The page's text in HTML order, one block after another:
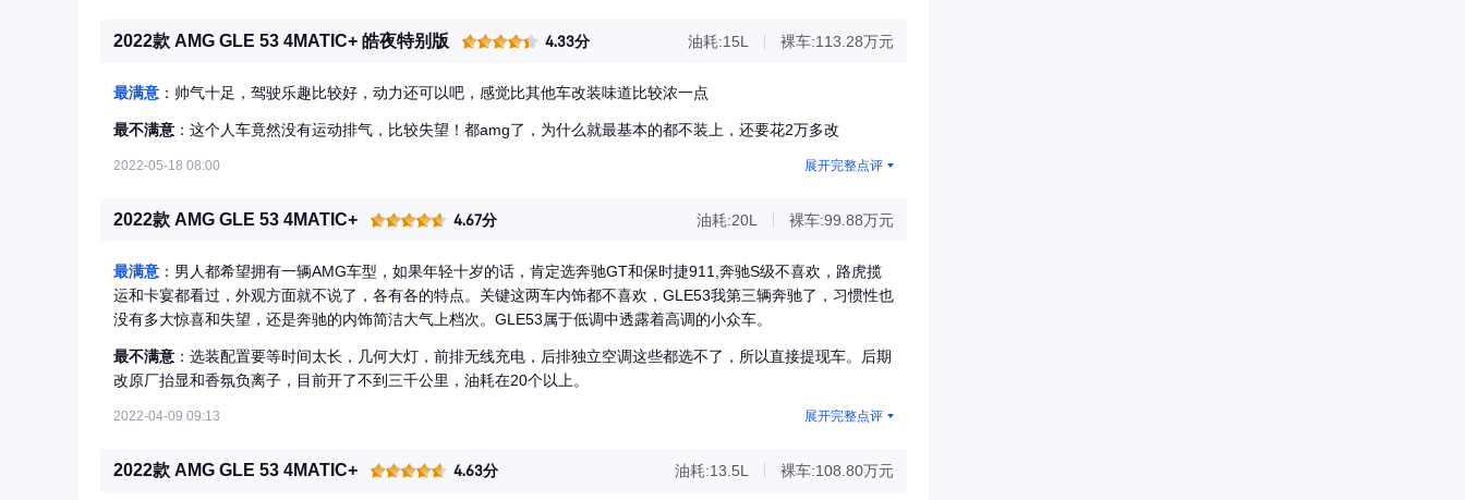
2022款 AMG GLE 53 4MATIC+ 皓夜特别版 4.33分 油耗:15L 裸车:113.28万元
最满意 ：帅气十足，驾驶乐趣比较好，动力还可以吧，感觉比其他车改装味道比较浓一点
最不满意 ：这个人车竟然没有运动排气，比较失望！都amg了，为什么就最基本的都不装上，还要花2万多改
2022-05-18 08:00 展开完整点评
2022款 AMG GLE 53 4MATIC+ 4.67分 油耗:20L 裸车:99.88万元
最满意 ：男人都希望拥有一辆AMG车型，如果年轻十岁的话，肯定选奔驰GT和保时捷911,奔驰S级不喜欢，路虎揽
运和卡宴都看过，外观方面就不说了，各有各的特点。关键这两车内饰都不喜欢，GLE53我第三辆奔驰了，习惯性也
没有多大惊喜和失望，还是奔驰的内饰简洁大气上档次。GLE53属于低调中透露着高调的小众车。
最不满意 ：选装配置要等时间太长，几何大灯，前排无线充电，后排独立空调这些都选不了，所以直接提现车。后期
改原厂抬显和香氛负离子，目前开了不到三千公里，油耗在20个以上。
2022-04-09 09:13 展开完整点评
2022款 AMG GLE 53 4MATIC+ 4.63分 油耗:13.5L 裸车:108.80万元